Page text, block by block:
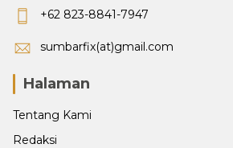
+62 823-8841-7947
sumbarfix(at)gmail.com
Halaman
Tentang Kami
Redaksi